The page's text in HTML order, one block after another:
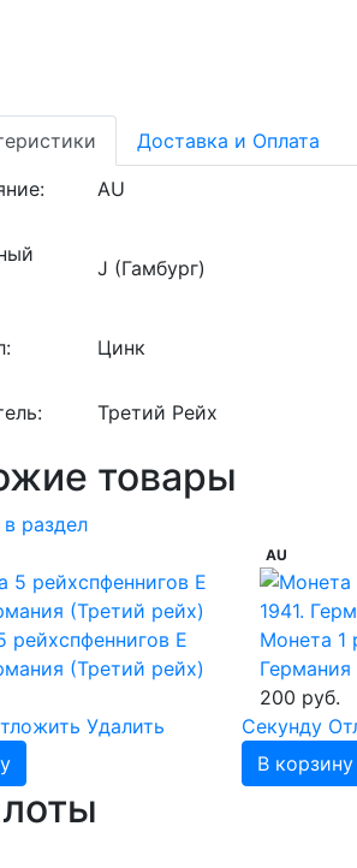
Доставка и Оплата
AU
J (Гамбург)
Цинк
Третий Рейх
товары
раздел
рейхспфеннигов Е
(Третий рейх)
Удалить
AU
Монета 1
200 руб.
Cекунду
В корзину